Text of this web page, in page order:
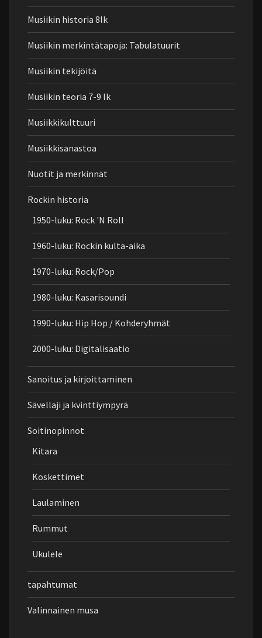
Musiikin historia 8lk
Musiikin merkintätapoja: Tabulatuurit
Musiikin tekijöitä
Musiikin teoria 7-9 lk
Musiikkikulttuuri
Musiikkisanastoa
Nuotit ja merkinnät
Rockin historia
1950-luku: Rock 'N Roll
1960-luku: Rockin kulta-aika
1970-luku: Rock/Pop
1980-luku: Kasarisoundi
1990-luku: Hip Hop / Kohderyhmät
2000-luku: Digitalisaatio
Sanoitus ja kirjoittaminen
Sävellaji ja kvinttiympyrä
Soitinopinnot
Kitara
Koskettimet
Laulaminen
Rummut
Ukulele
tapahtumat
Valinnainen musa